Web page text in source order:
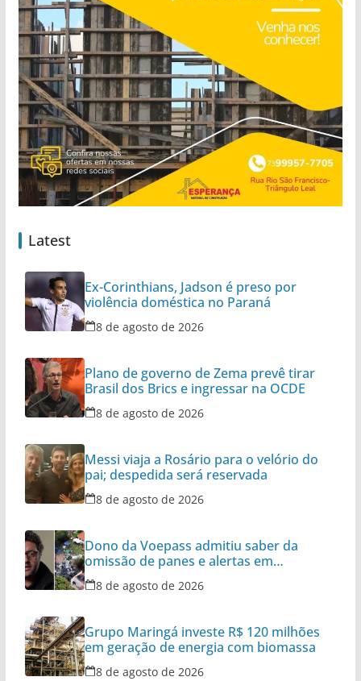
Latest
Ex-Corinthians, Jadson é preso por
violência doméstica no Paraná
8 de agosto de 2026
Plano de governo de Zema prevê tirar
Brasil dos Brics e ingressar na OCDE
8 de agosto de 2026
Messi viaja a Rosário para o velório do
pai; despedida será reservada
8 de agosto de 2026
Dono da Voepass admitiu saber da
omissão de panes e alertas em
aeronaves
8 de agosto de 2026
Grupo Maringá investe R$ 120 milhões
em geração de energia com biomassa
8 de agosto de 2026